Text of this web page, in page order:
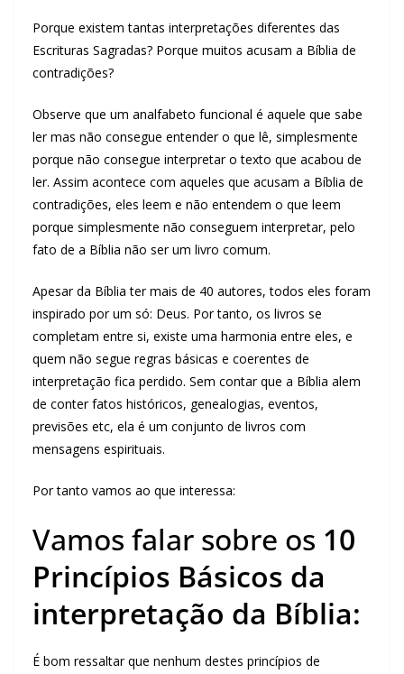
Porque existem tantas interpretações diferentes das
Escrituras Sagradas? Porque muitos acusam a Bíblia de
contradições?
Observe que um analfabeto funcional é aquele que sabe
ler mas não consegue entender o que lê, simplesmente
porque não consegue interpretar o texto que acabou de
ler. Assim acontece com aqueles que acusam a Bíblia de
contradições, eles leem e não entendem o que leem
porque simplesmente não conseguem interpretar, pelo
fato de a Bíblia não ser um livro comum.
Apesar da Bíblia ter mais de 40 autores, todos eles foram
inspirado por um só: Deus. Por tanto, os livros se
completam entre si, existe uma harmonia entre eles, e
quem não segue regras básicas e coerentes de
interpretação fica perdido. Sem contar que a Bíblia alem
de conter fatos históricos, genealogias, eventos,
previsões etc, ela é um conjunto de livros com
mensagens espirituais.
Por tanto vamos ao que interessa:
Vamos falar sobre os 10
Princípios Básicos da
interpretação da Bíblia:
É bom ressaltar que nenhum destes princípios de